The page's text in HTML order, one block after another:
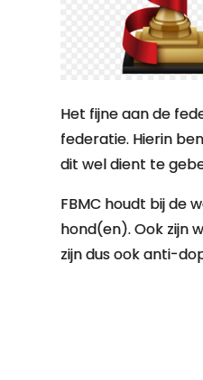
Het fijne aan de
federatie. Hierin
dit wel dient te
FBMC houdt bij de
hond(en). Ook zijn
zijn dus ook anti-